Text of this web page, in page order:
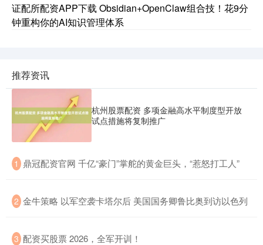
证配所配资APP下载 Obsidian+OpenClaw组合技！花9分
钟重构你的AI知识管理体系
推荐资讯
杭州股票配资 多项金融高水平制度型开放
试点措施将复制推广
1 ​鼎冠配资官网 千亿“豪门”掌舵的黄金巨头，“惹怒打工人”
2 ​金牛策略 以军空袭卡塔尔后 美国国务卿鲁比奥到访以色列
3 ​配资买股票 2026，全军开训！